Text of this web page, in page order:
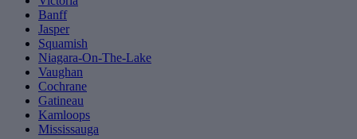
Banff
Jasper
Squamish
Niagara-On-The-Lake
Vaughan
Cochrane
Gatineau
Kamloops
Mississauga